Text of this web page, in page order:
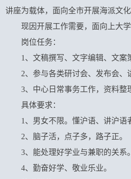
讲座为载体，面向全市开展海派文化
现因开展工作需要，面向上大
岗位任务：
1 、文稿撰写、文字编辑、文案
2、参与各类研讨会、发布会
3、中心日常事务工作，资料
具体要求：
1 、男女不限。懂沪语、讲沪语
2、脑子活，点子多，路子正。
3、能处理好学业与兼职的关系。
4、勤奋好学、敬业乐业。